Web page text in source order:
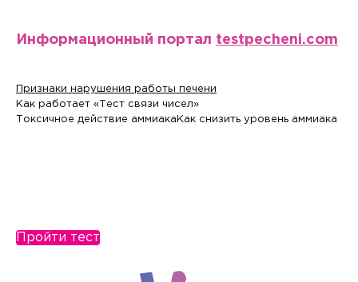
Информационный портал testpecheni.com
Признаки нарушения работы печени
Как работает «Тест связи чисел»
Токсичное действие аммиака Как снизить уровень аммиака
Пройти тест